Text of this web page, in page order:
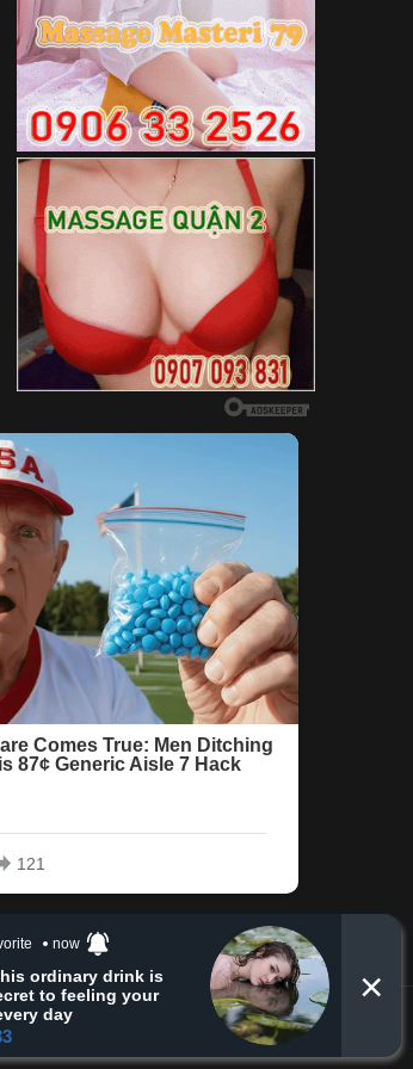
Privacy policy Trợ giúp Trang chủ
R
S